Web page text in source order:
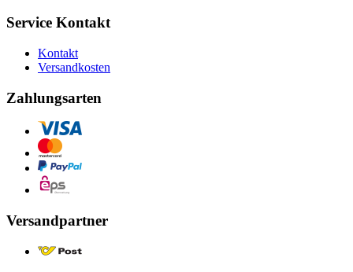
Service Kontakt
Kontakt
Versandkosten
Zahlungsarten
Versandpartner